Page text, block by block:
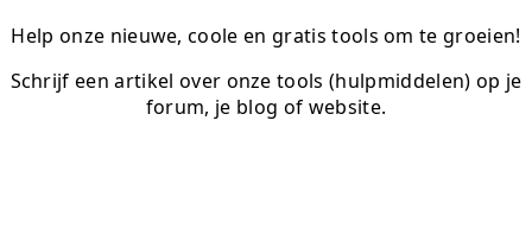
Help onze nieuwe, coole en gratis tools om te groeien!
Schrijf een artikel over onze tools (hulpmiddelen) op je
forum, je blog of website.